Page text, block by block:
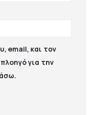
email, και τον
για την